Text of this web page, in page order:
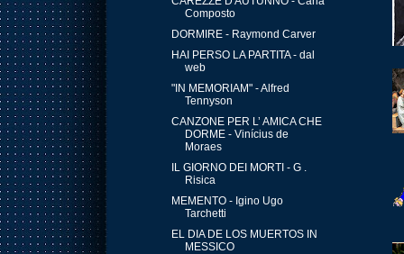
Composto
DORMIRE - Raymond Carver
HAI PERSO LA PARTITA - dal
web
"IN MEMORIAM" - Alfred
Tennyson
CANZONE PER L’ AMICA CHE
DORME - Vinícius de
Moraes
IL GIORNO DEI MORTI - G .
Risica
MEMENTO - Igino Ugo
Tarchetti
EL DIA DE LOS MUERTOS IN
MESSICO